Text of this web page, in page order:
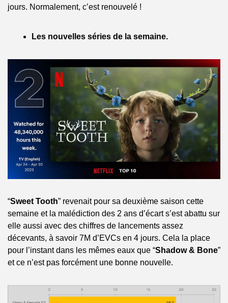
jours. Normalement, c’est renouvelé !
Les nouvelles séries de la semaine.
“Sweet Tooth” revenait pour sa deuxième saison cette
semaine et la malédiction des 2 ans d’écart s’est abattu sur
elle aussi avec des chiffres de lancements assez
décevants, à savoir 7M d’EVCs en 4 jours. Cela la place
pour l’instant dans les mêmes eaux que “Shadow & Bone”
et ce n’est pas forcément une bonne nouvelle.